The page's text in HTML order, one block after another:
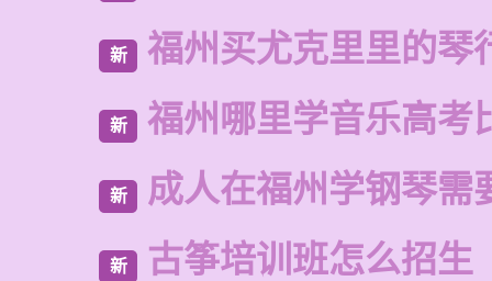
新 福州买尤克里里的琴
新 福州哪里学音乐高考
新 成人在福州学钢琴需
新 古筝培训班怎么招生